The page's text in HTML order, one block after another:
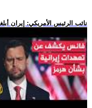
.. نائب الرئيس الأمريكي: إيران